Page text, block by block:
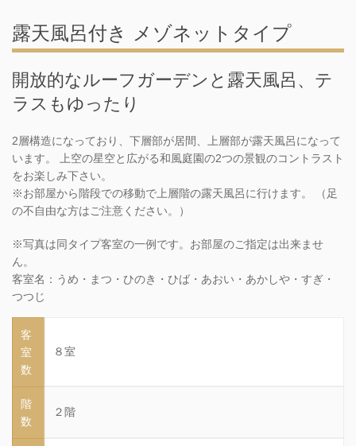
露天風呂付き メゾネットタイプ
開放的なルーフガーデンと露天風呂、テ
ラスもゆったり
2層構造になっており、下層部が居間、上層部が露天風呂になって
います。 上空の星空と広がる和風庭園の2つの景観のコントラスト
をお楽しみ下さい。
※お部屋から階段での移動で上層階の露天風呂に行けます。 （足
の不自由な方はご注意ください。）
※写真は同タイプ客室の一例です。お部屋のご指定は出来ませ
ん。
客室名：うめ・まつ・ひのき・ひば・あおい・あかしや・すぎ・
つつじ
客
室
数
８室
階
数
２階